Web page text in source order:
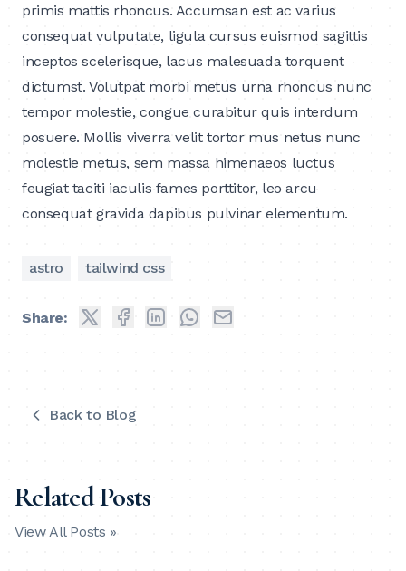
primis mattis rhoncus. Accumsan est ac varius
consequat vulputate, ligula cursus euismod sagittis
inceptos scelerisque, lacus malesuada torquent
dictumst. Volutpat morbi metus urna rhoncus nunc
tempor molestie, congue curabitur quis interdum
posuere. Mollis viverra velit tortor mus netus nunc
molestie metus, sem massa himenaeos luctus
feugiat taciti iaculis fames porttitor, leo arcu
consequat gravida dapibus pulvinar elementum.
astro tailwind css
Share:
Back to Blog
Related Posts
View All Posts »